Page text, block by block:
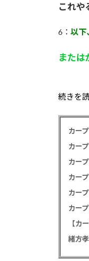
これや
6： 以下
または
続きを
カー
カー
カー
カー
カー
【カ
緒方